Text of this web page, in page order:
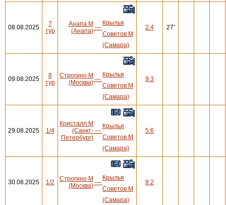
08.08.2025
7
тур
Анапа М
(Анапа) —
Крылья
Советов М
(Самара)
2:4 27'
09.08.2025
8
тур
Строгино М
(Москва) —
Крылья
Советов М
(Самара)
9:3
29.08.2025 1/4
Кристалл М
(Санкт-
Петербург)
—
Крылья
Советов М
(Самара)
5:6
30.08.2025 1/2
Строгино М
(Москва) —
Крылья
Советов М
(Самара)
8:2